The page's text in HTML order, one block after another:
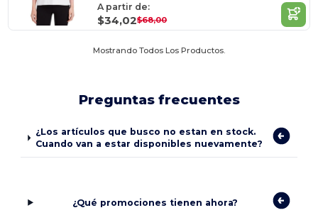
A partir de:
$34,02$68,00
Mostrando Todos Los Productos.
Preguntas frecuentes
¿Los artículos que busco no estan en stock.
Cuando van a estar disponibles nuevamente?
¿Qué promociones tienen ahora?